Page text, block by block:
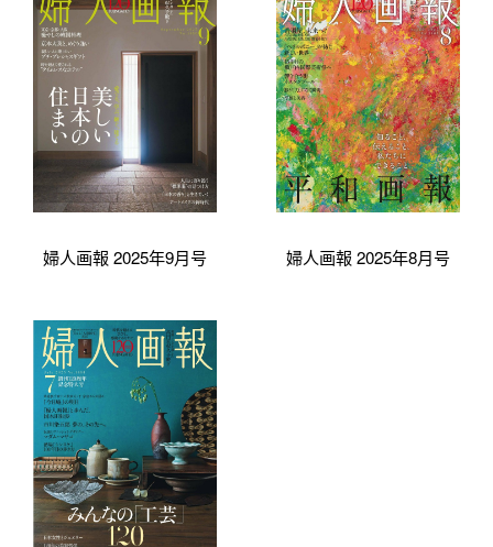
婦人画報 2025年9月号 婦人画報 2025年8月号